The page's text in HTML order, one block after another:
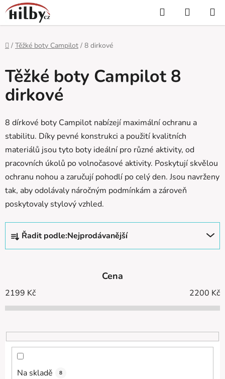
Přejít
na
obsah
Hledat
KOŠÍK
Domů
/ Těžké boty Campilot / 8 dirkové
Těžké boty Campilot 8
dirkové
8 dírkové boty Campilot nabízejí maximální ochranu a
stabilitu. Díky pevné konstrukci a použití kvalitních
materiálů jsou tyto boty ideální pro různé aktivity, od
pracovních úkolů po volnočasové aktivity. Poskytují skvělou
ochranu nohou a zaručují pohodlí po celý den. Jsou navrženy
tak, aby odolávaly náročným podmínkám a zároveň
poskytovaly stylový vzhled.
Ř
z
í
p
o
d
Řadit podle:Nejprodávanější
Cena
2199 Kč 2200 Kč
Na skladě 8